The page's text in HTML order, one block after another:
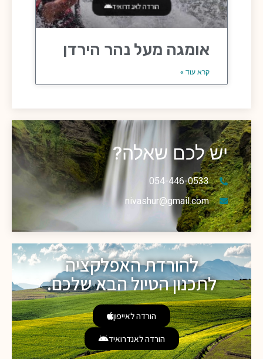
אומגה מעל נהר הירדן
קרא עוד »
יש לכם שאלה?
054-446-0533
nivashur@gmail.com
להורדת האפלקציה
לתכנון הטיול הבא שלכם.
הורדה לאייפון
הורדה לאנדרואיד
הורדה לאנדרואיד